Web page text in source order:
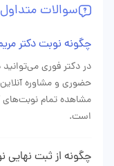
سوالات متداول
چگونه نوبت دکتر
در دکتر فوری می‌توانید
حضوری و مشاوره
مشاهده تمام نوبت‌های
است.
چگونه از ثبت